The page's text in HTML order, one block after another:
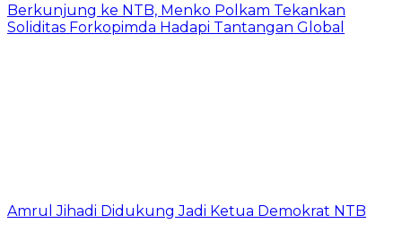
Berkunjung ke NTB, Menko Polkam Tekankan
Soliditas Forkopimda Hadapi Tantangan Global
Amrul Jihadi Didukung Jadi Ketua Demokrat NTB